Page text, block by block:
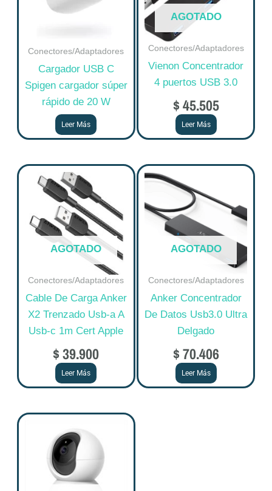
Conectores/Adaptadores
Cargador USB C
Spigen cargador súper
rápido de 20 W
Leer Más
AGOTADO
Conectores/Adaptadores
Vienon Concentrador
4 puertos USB 3.0
$45.505
Leer Más
AGOTADO
Conectores/Adaptadores
Cable De Carga Anker
X2 Trenzado Usb-a A
Usb-c 1m Cert Apple
$39.900
Leer Más
AGOTADO
Conectores/Adaptadores
Anker Concentrador
De Datos Usb3.0 Ultra
Delgado
$70.406
Leer Más